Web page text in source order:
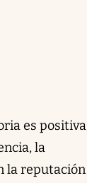
es positiva
la
la reputación